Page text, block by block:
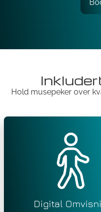
Hold musepeker over
Digital